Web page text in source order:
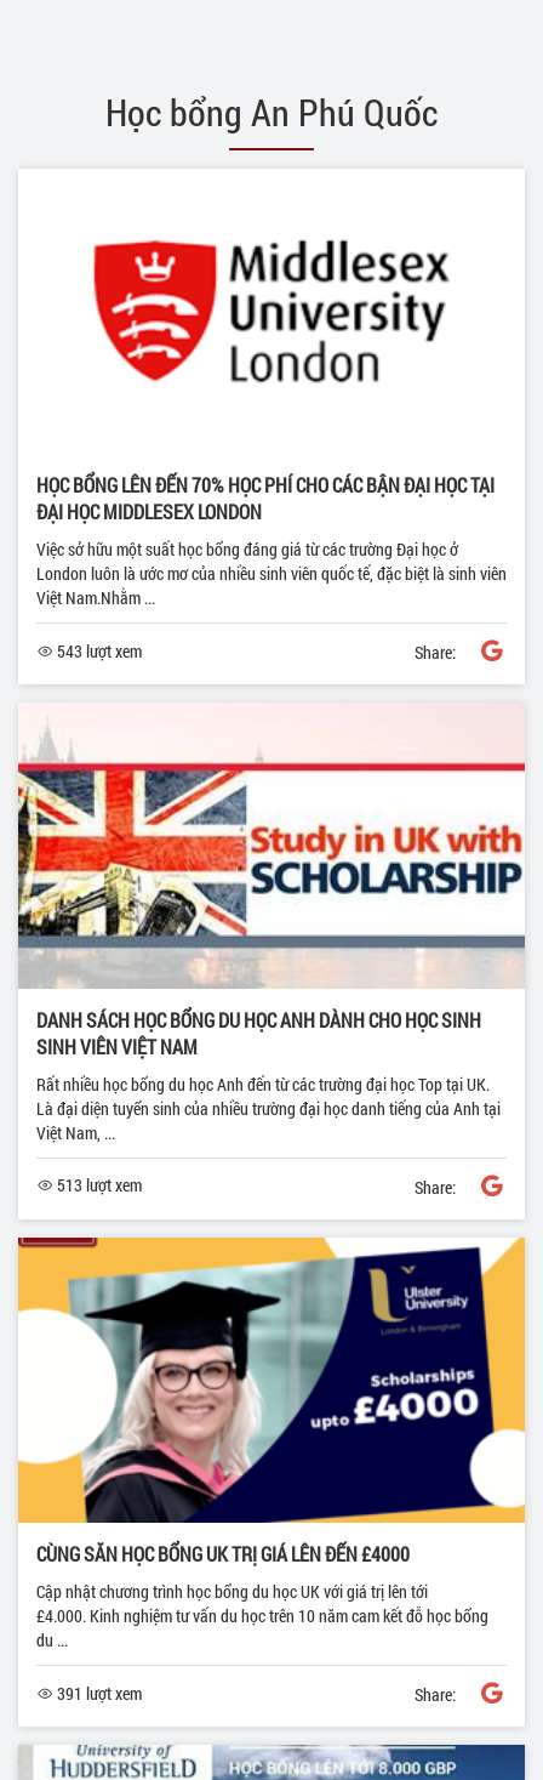
Học bổng An Phú Quốc
HỌC BỔNG LÊN ĐẾN 70% HỌC PHÍ CHO CÁC BẬN ĐẠI HỌC TẠI
ĐẠI HỌC MIDDLESEX LONDON
Việc sở hữu một suất học bổng đáng giá từ các trường Đại học ở
London luôn là ước mơ của nhiều sinh viên quốc tế, đặc biệt là sinh viên
Việt Nam.Nhằm ...
543 lượt xem Share:
DANH SÁCH HỌC BỔNG DU HỌC ANH DÀNH CHO HỌC SINH
SINH VIÊN VIỆT NAM
Rất nhiều học bổng du học Anh đến từ các trường đại học Top tại UK.
Là đại diện tuyển sinh của nhiều trường đại học danh tiếng của Anh tại
Việt Nam, ...
513 lượt xem Share:
CÙNG SĂN HỌC BỔNG UK TRỊ GIÁ LÊN ĐẾN £4000
Cập nhật chương trình học bổng du học UK với giá trị lên tới
£4.000. Kinh nghiệm tư vấn du học trên 10 năm cam kết đỗ học bổng
du ...
391 lượt xem Share: